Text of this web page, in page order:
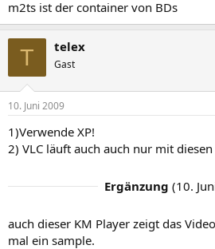
m2ts ist der container von BDs
T telex
Gast
10. Juni 2009
1)Verwende XP!
2) VLC läuft auch auch nur mit
Ergänzung (10.
auch dieser KM Player zeigt das
mal ein sample.